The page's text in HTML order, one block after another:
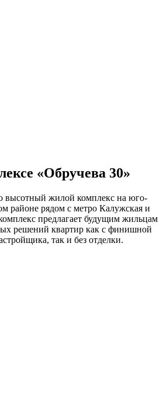
«Обручева 30»
высотный жилой комплекс на юго-
районе рядом с метро Калужская и
предлагает будущим жильцам
решений квартир как с финишной
так и без отделки.